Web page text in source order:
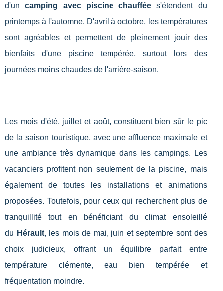
d'uncamping avec piscine chauffée s'étendent du
printemps à l'automne. D'avril à octobre, les températures
sont agréables et permettent de pleinement jouir des
bienfaits d'une piscine tempérée, surtout lors des
journées moins chaudes de l'arrière-saison.
Les mois d'été, juillet et août, constituent bien sûr le pic
de la saison touristique, avec une affluence maximale et
une ambiance très dynamique dans les campings. Les
vacanciers profitent non seulement de la piscine, mais
également de toutes les installations et animations
proposées. Toutefois, pour ceux qui recherchent plus de
tranquillité tout en bénéficiant du climat ensoleillé
du Hérault, les mois de mai, juin et septembre sont des
choix judicieux, offrant un équilibre parfait entre
température clémente, eau bien tempérée et
fréquentation moindre.